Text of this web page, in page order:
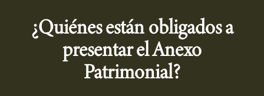
¿Quiénes están obligados a
presentar el Anexo
Patrimonial?